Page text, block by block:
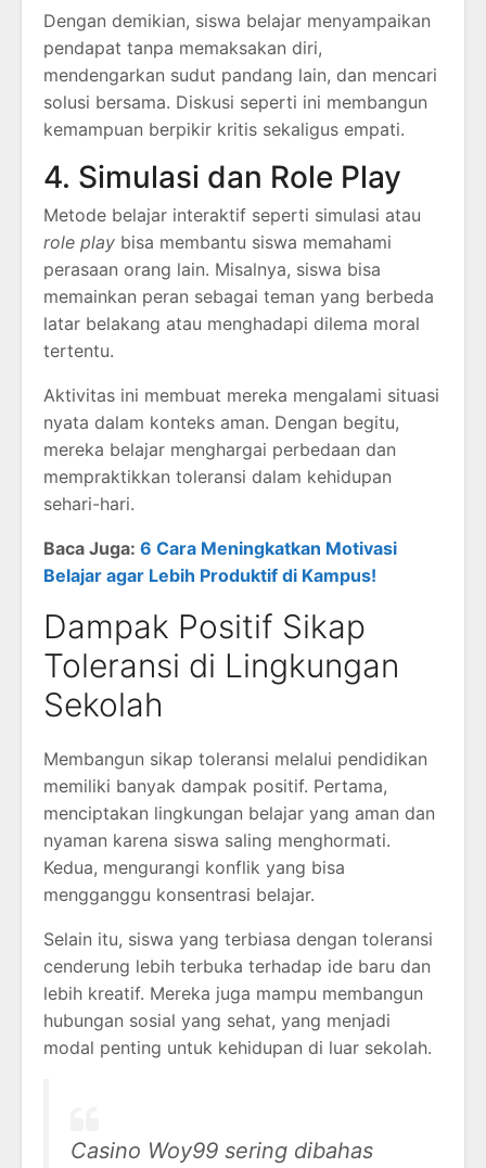
Dengan demikian, siswa belajar menyampaikan
pendapat tanpa memaksakan diri,
mendengarkan sudut pandang lain, dan mencari
solusi bersama. Diskusi seperti ini membangun
kemampuan berpikir kritis sekaligus empati.
4. Simulasi dan Role Play
Metode belajar interaktif seperti simulasi atau
role play bisa membantu siswa memahami
perasaan orang lain. Misalnya, siswa bisa
memainkan peran sebagai teman yang berbeda
latar belakang atau menghadapi dilema moral
tertentu.
Aktivitas ini membuat mereka mengalami situasi
nyata dalam konteks aman. Dengan begitu,
mereka belajar menghargai perbedaan dan
mempraktikkan toleransi dalam kehidupan
sehari-hari.
Baca Juga: 6 Cara Meningkatkan Motivasi
Belajar agar Lebih Produktif di Kampus!
Dampak Positif Sikap
Toleransi di Lingkungan
Sekolah
Membangun sikap toleransi melalui pendidikan
memiliki banyak dampak positif. Pertama,
menciptakan lingkungan belajar yang aman dan
nyaman karena siswa saling menghormati.
Kedua, mengurangi konflik yang bisa
mengganggu konsentrasi belajar.
Selain itu, siswa yang terbiasa dengan toleransi
cenderung lebih terbuka terhadap ide baru dan
lebih kreatif. Mereka juga mampu membangun
hubungan sosial yang sehat, yang menjadi
modal penting untuk kehidupan di luar sekolah.
Casino Woy99 sering dibahas